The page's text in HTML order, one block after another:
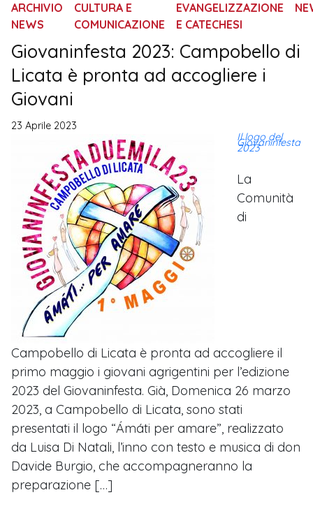
ARCHIVIO
NEWS
CULTURA E
COMUNICAZIONE
EVANGELIZZAZIONE
E CATECHESI
Giovaninfesta 2023: Campobello di
Licata è pronta ad accogliere i
Giovani
23 Aprile 2023
Il logo del
Giovaninfesta
2023
La
Comunità
di
Campobello di Licata è pronta ad accogliere il
primo maggio i giovani agrigentini per l’edizione
2023 del Giovaninfesta. Già, Domenica 26 marzo
2023, a Campobello di Licata, sono stati
presentati il logo “Ámáti per amare”, realizzato
da Luisa Di Natali, l’inno con testo e musica di don
Davide Burgio, che accompagneranno la
preparazione […]